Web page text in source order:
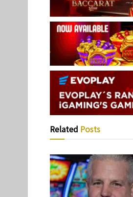
Related Posts